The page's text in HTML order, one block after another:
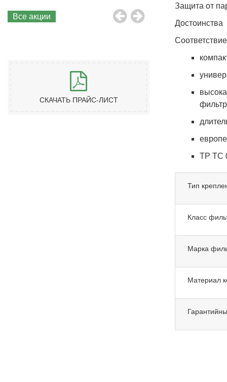
Все акции
СКАЧАТЬ ПРАЙС-ЛИСТ
Защита от
Достоинства
ТР ТС
Тип
Класс
Марка
Материал